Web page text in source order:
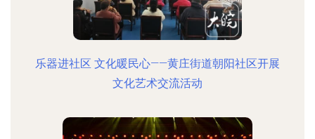
乐器进社区 文化暖民心——黄庄街道朝阳社区开展
文化艺术交流活动